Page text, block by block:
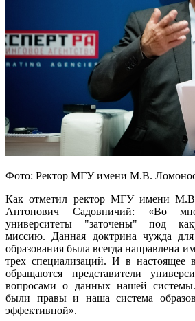
Фото: Ректор МГУ имени М.В.
Как отметил ректор МГУ имени
Антонович Садовничий: «Во
университеты "заточены" под
миссию. Данная доктрина чужда
образования была всегда направлена
трех специализаций. И в настоящее
обращаются представители
вопросами о данных нашей
были правы и наша система
эффективной».